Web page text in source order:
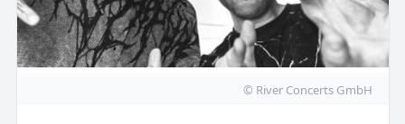
© River Concerts GmbH